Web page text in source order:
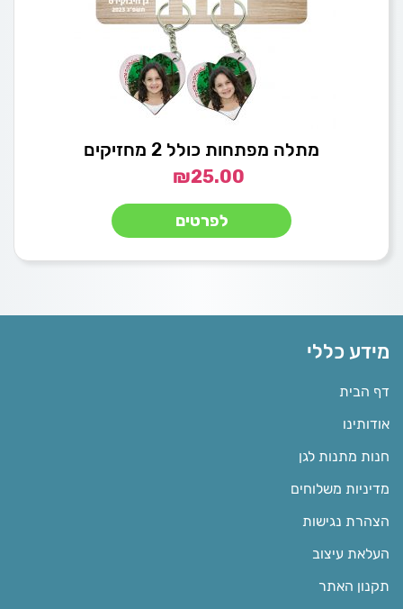
מתלה מפתחות כולל 2 מחזיקים
₪25.00
לפרטים
מידע כללי
דף הבית
אודותינו
חנות מתנות לגן
מדיניות משלוחים
הצהרת נגישות
העלאת עיצוב
תקנון האתר